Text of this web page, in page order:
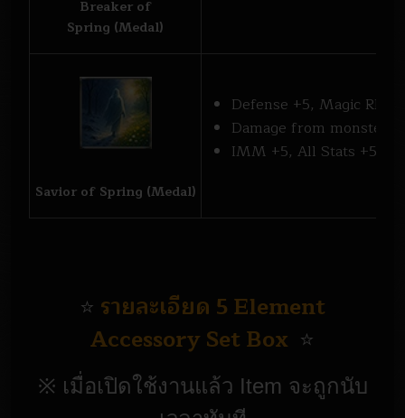
Breaker of
Spring (Medal)
Savior of Spring (Medal)
Defense +5, Magic RES
Damage from monster -
IMM +5, All Stats +5
⭐ รายละเอียด 5 Element
Accessory Set Box ⭐
※ เมื่อเปิดใช้งานแล้ว Item จะถูกนับ